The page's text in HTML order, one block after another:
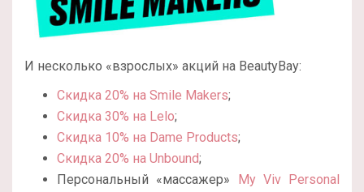
И несколько «взрослых» акций на BeautyBay:
Скидка 20% на Smile Makers;
Скидка 30% на Lelo;
Скидка 10% на Dame Products;
Скидка 20% на Unbound;
Персональный «массажер»
My Viv Personal